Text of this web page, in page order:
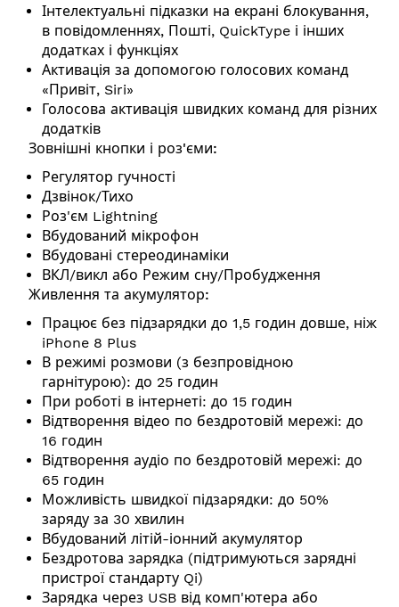
Інтелектуальні підказки на екрані блокування,
в повідомленнях, Пошті, QuickType і інших
додатках і функціях
Активація за допомогою голосових команд
«Привіт, Siri»
Голосова активація швидких команд для різних
додатків
Зовнішні кнопки і роз'єми:
Регулятор гучності
Дзвінок/Тихо
Роз'єм Lightning
Вбудований мікрофон
Вбудовані стереодинаміки
ВКЛ/викл або Режим сну/Пробудження
Живлення та акумулятор:
Працює без підзарядки до 1,5 годин довше, ніж
iPhone 8 Plus
В режимі розмови (з безпровідною
гарнітурою): до 25 годин
При роботі в інтернеті: до 15 годин
Відтворення відео по бездротовій мережі: до
16 годин
Відтворення аудіо по бездротовій мережі: до
65 годин
Можливість швидкої підзарядки: до 50%
заряду за 30 хвилин
Вбудований літій-іонний акумулятор
Бездротова зарядка (підтримуються зарядні
пристрої стандарту Qi)
Зарядка через USB від комп'ютера або